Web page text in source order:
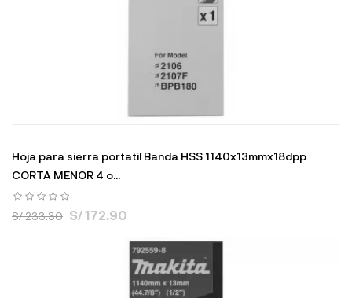
Hoja para sierra portatil Banda HSS 1140x13mmx18dpp
CORTA MENOR 4 o...
S/ 233.30 S/ 172.90